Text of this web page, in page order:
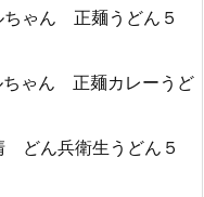
ゃん 正麺うどん５
ゃん 正麺カレーうど
ん兵衛生うどん５